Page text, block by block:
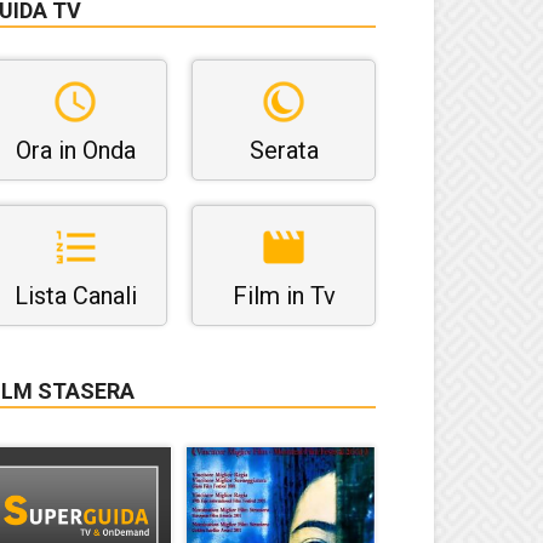
TV
Ora in Onda Serata
Lista Canali Film in Tv
STASERA